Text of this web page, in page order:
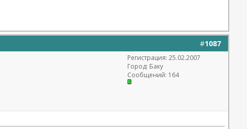
#1087
Регистрация: 25.02.2007
Город: Баку
Сообщений: 164